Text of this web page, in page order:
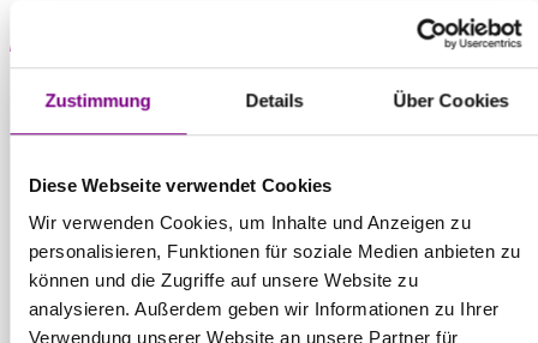
Zustimmung Details Über Cookies
Diese Webseite verwendet Cookies
Wir verwenden Cookies, um Inhalte und Anzeigen zu
personalisieren, Funktionen für soziale Medien anbieten zu
können und die Zugriffe auf unsere Website zu
analysieren. Außerdem geben wir Informationen zu Ihrer
Verwendung unserer Website an unsere Partner für
THE POWER
OF SURFACE.
Für PrivatkundenCaparol Farbenshops und Farbencenter in